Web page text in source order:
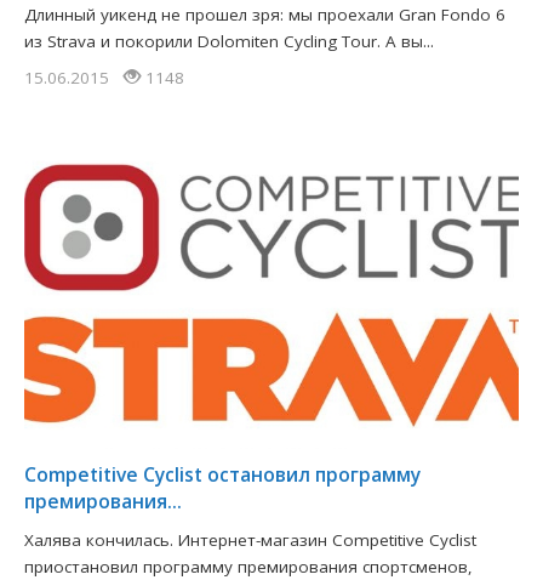
Длинный уикенд не прошел зря: мы проехали Gran Fondo 6
из Strava и покорили Dolomiten Cycling Tour. А вы...
15.06.2015
1148
Competitive Cyclist остановил программу
премирования...
Халява кончилась. Интернет-магазин Competitive Cyclist
приостановил программу премирования спортсменов,